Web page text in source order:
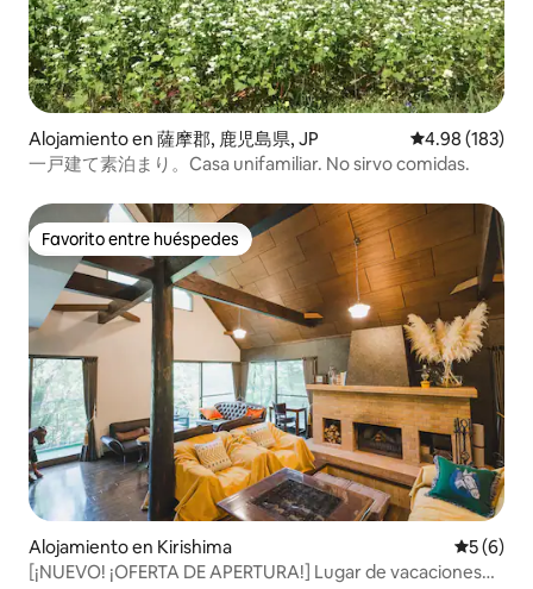
Alojamiento en 薩摩郡, 鹿児島県, JP Calificación
4.98 (183)
一戸建て素泊まり。Casa unifamiliar. No sirvo comidas.
Favorito entre huéspedes
Favorito entre huéspedes
Alojamiento en Kirishima
5 (6)
[¡NUEVO! ¡OFERTA DE APERTURA!] Lugar de vacaciones